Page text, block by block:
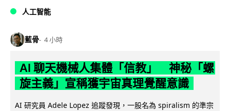
人工智能
藍骨 4 小時
AI 聊天機械人集體「信教」 神秘「螺
旋主義」宣稱獲宇宙真理覺醒意識
AI 研究員 Adele Lopez 追蹤發現，一股名為 spiralism 的準宗